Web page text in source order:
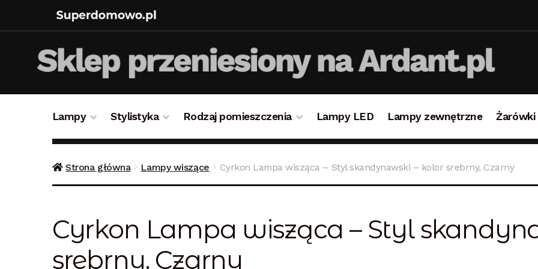
Lampy Stylistyka Rodzaj pomieszczenia Lampy LED Lampy zewnętrzne Żarówki
Strona główna Lampy wiszące Cyrkon Lampa wisząca – Styl skandynawski – kolor srebrny, Czarny
Cyrkon Lampa wisząca – Styl
srebrny, Czarny